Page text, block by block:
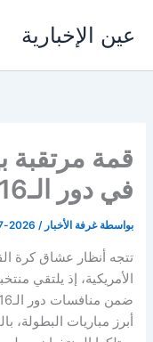
المحتوى
عين الإخبارية
قمة مرتقبة
في دور الـ16 غداً الاثنين
بواسطة غرفة الأخبار/
2026-07-06
تتجه أنظار عشاق كرة
الأمريكية، إذ يلتقي
أبرز مباريات البطولة،